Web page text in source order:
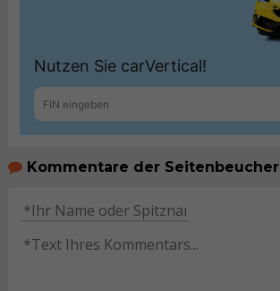
Kommentare der Seitenbeucher